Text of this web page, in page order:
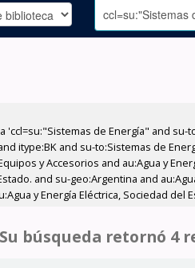
de Energía" and su-
itype:BK and su-to:Sistemas de
y Accesorios and au:Agua y
and su-geo:Argentina and
y Energía Eléctrica, Sociedad del
Su búsqueda retornó 4